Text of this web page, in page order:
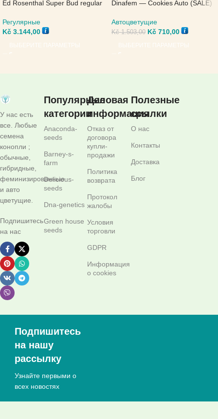
Ed Rosenthal Super Bud regular
Регулярные
Kč 3.144,00
Dinafem — Cookies Auto (SALE)
Автоцветущие
Kč1.503,00 Kč 710,00
ВЫБЕРИТЕ ПАРАМЕТРЫ
У нас есть
все. Любые
семена
конопли ;
обычные,
гибридные,
феминизированные
и авто
цветущие.
Подпишитесь
на нас
Популярные
категории
Anaconda-
seeds
Barney-s-
farm
Delicious-
seeds
Dna-genetics
Green house
seeds
Деловая
информация
Отказ от
договора
купли-
продажи
Политика
возврата
Протокол
жалобы
Условия
торговли
GDPR
Информация
о cookies
Полезные
ссылки
О нас
Контакты
Доставка
Блог
Подпишитесь
на нашу
рассылку
Узнайте первыми о
всех новостях